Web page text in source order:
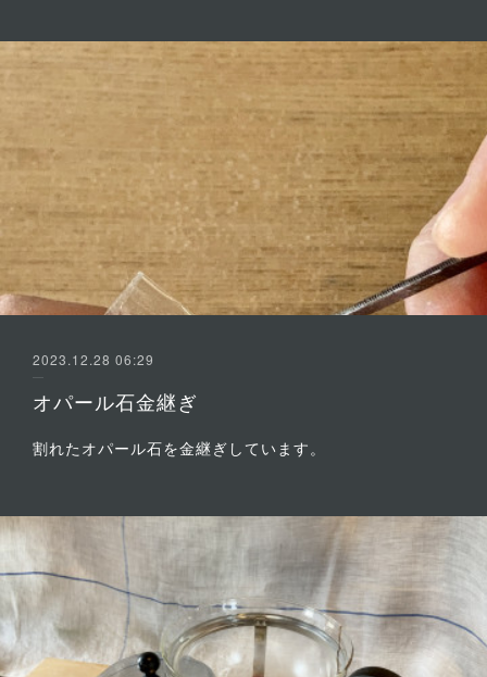
2023.12.28 06:29
オパール石金継ぎ
割れたオパール石を金継ぎしています。